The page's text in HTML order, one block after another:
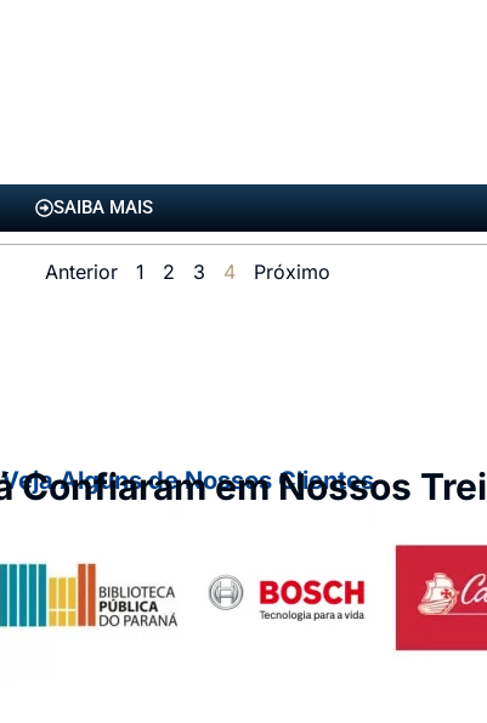
SAIBA MAIS
Anterior 1 2 3 4 Próximo
Veja Alguns de Nossos Clientes
Confiaram em Nossos